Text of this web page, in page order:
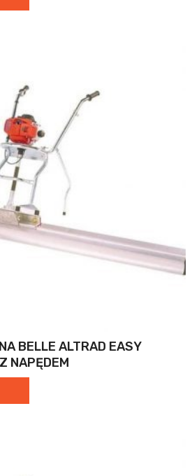
BELLE ALTRAD EASY
NAPĘDEM